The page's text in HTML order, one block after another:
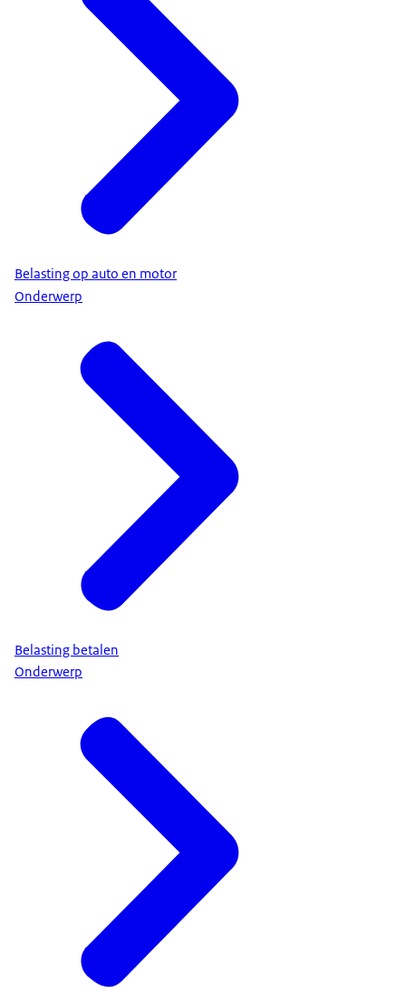
Belasting op auto en motor
Onderwerp
Belasting betalen
Onderwerp